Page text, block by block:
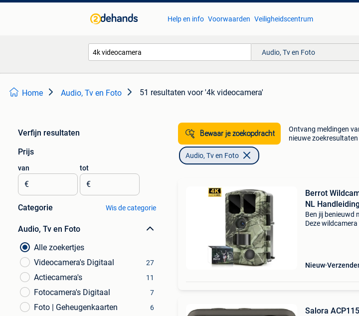
Help en info Voorwaarden Veiligheidscentrum
Audio, Tv en Foto
Home Audio, Tv en Foto 51 resultaten voor '4k videocamera'
Verfijn resultaten
Prijs
van
€
tot
€
Categorie Wis de categorie
Audio, Tv en Foto
Alle zoekertjes
Videocamera's Digitaal
27
Actiecamera's 11
Fotocamera's Digitaal 7
Foto | Geheugenkaarten 6
Bewaar je zoekopdracht
Ontvang meldingen
nieuwe zoekresultaten
Audio, Tv en Foto
Berrot
NL
Ben jij benieuwd
Deze
Nieuw
Salora